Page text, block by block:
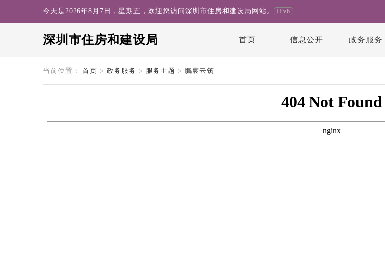
今天是2026年8月7日，星期五，欢迎您访问深圳市住房和建设局网站。 IPv6
深圳市住房和建设局 首页 信息公开 政务服务
search
当前位置： 首页 > 政务服务 > 服务主题 > 鹏宸云筑